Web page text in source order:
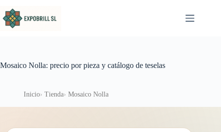
Mosaico Nolla: precio por pieza y catálogo de teselas
Inicio Tienda Mosaico Nolla